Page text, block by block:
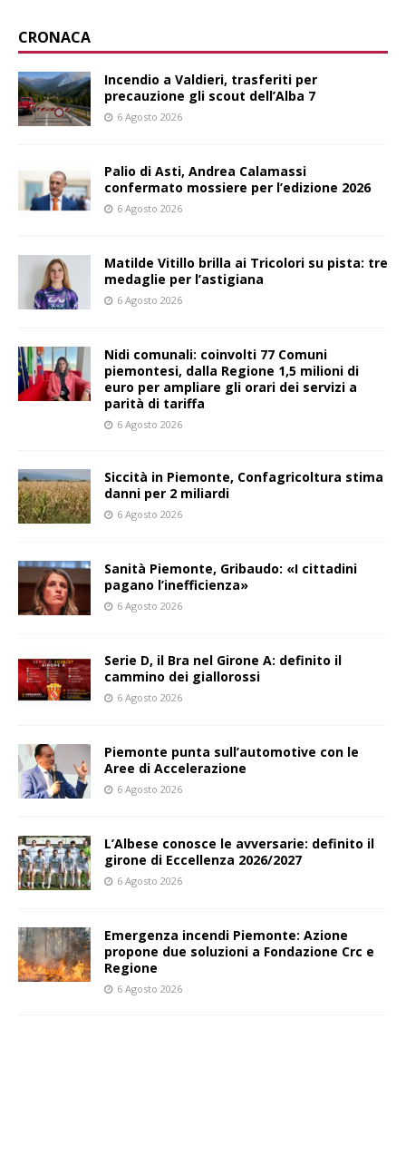
CRONACA
Incendio a Valdieri, trasferiti per
precauzione gli scout dell’Alba 7
6 Agosto 2026
Palio di Asti, Andrea Calamassi
confermato mossiere per l’edizione 2026
6 Agosto 2026
Matilde Vitillo brilla ai Tricolori su pista: tre
medaglie per l’astigiana
6 Agosto 2026
Nidi comunali: coinvolti 77 Comuni
piemontesi, dalla Regione 1,5 milioni di
euro per ampliare gli orari dei servizi a
parità di tariffa
6 Agosto 2026
Siccità in Piemonte, Confagricoltura stima
danni per 2 miliardi
6 Agosto 2026
Sanità Piemonte, Gribaudo: «I cittadini
pagano l’inefficienza»
6 Agosto 2026
Serie D, il Bra nel Girone A: definito il
cammino dei giallorossi
6 Agosto 2026
Piemonte punta sull’automotive con le
Aree di Accelerazione
6 Agosto 2026
L’Albese conosce le avversarie: definito il
girone di Eccellenza 2026/2027
6 Agosto 2026
Emergenza incendi Piemonte: Azione
propone due soluzioni a Fondazione Crc e
Regione
6 Agosto 2026